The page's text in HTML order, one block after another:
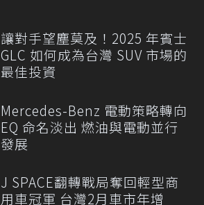
讓對手望塵莫及！2025 年賓士
GLC 如何成為台灣 SUV 市場的
最佳投資
Mercedes-Benz 電動策略轉向
EQ 命名淡出 燃油與電動並行
發展
J SPACE翻轉戰局奪回輕型商
用車冠軍 台灣2月車市年增